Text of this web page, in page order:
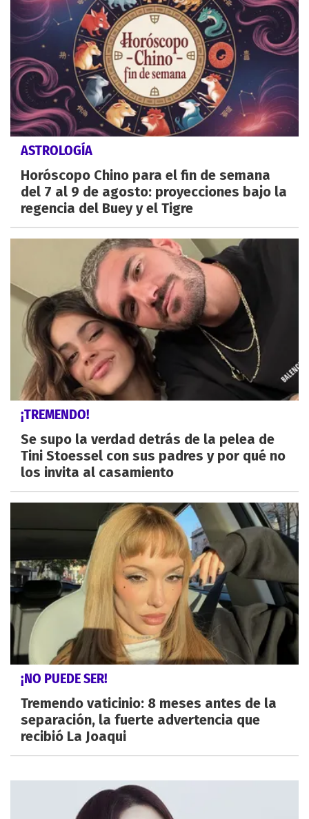
ASTROLOGÍA
Horóscopo Chino para el fin de semana
del 7 al 9 de agosto: proyecciones bajo la
regencia del Buey y el Tigre
¡TREMENDO!
Se supo la verdad detrás de la pelea de
Tini Stoessel con sus padres y por qué no
los invita al casamiento
¡NO PUEDE SER!
Tremendo vaticinio: 8 meses antes de la
separación, la fuerte advertencia que
recibió La Joaqui